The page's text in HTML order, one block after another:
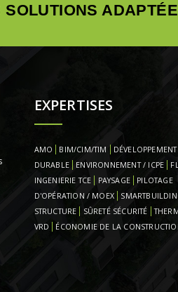
EXPERTISES
AMO BIM/CIM/TIM
DÉVELOPPEMENT
DURABLE
ENVIRONNEMENT / ICPE
INGENIERIE TCE
PAYSAGE
PILOTAGE
D'OPÉRATION / MOEX
STRUCTURE
SÛRETÉ SÉCURITÉ
VRD
ÉCONOMIE DE LA